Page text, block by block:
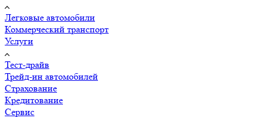
Легковые автомобили
Коммерческий транспорт
Услуги
Тест-драйв
Трейд-ин автомобилей
Страхование
Кредитование
Сервис